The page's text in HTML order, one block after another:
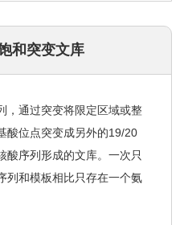
和突变文库
，通过突变将限定区域或整
酸位点突变成另外的19/20
酸序列形成的文库。一次只
列和模板相比只存在一个氨